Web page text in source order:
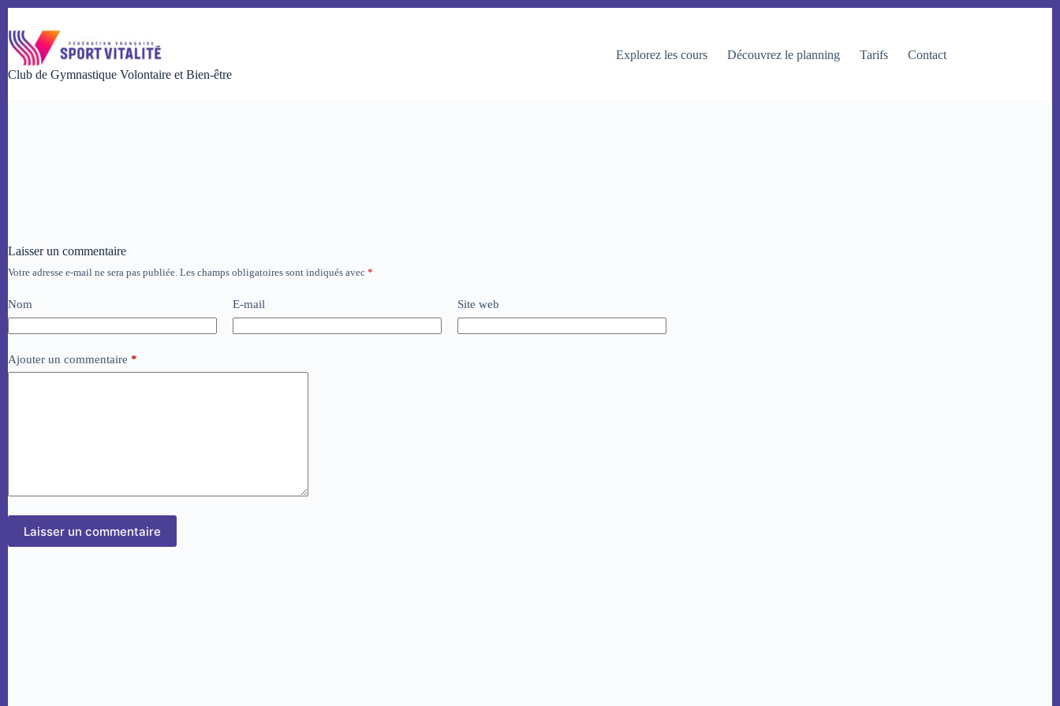
au
contenu
Club de Gymnastique Volontaire et Bien-être
Explorez les cours Découvrez le planning Tarifs Contact
Laisser un commentaire
Votre adresse e-mail ne sera pas publiée. Les champs obligatoires sont indiqués avec *
Nom E-mail Site web
Ajouter un commentaire *
Laisser un commentaire